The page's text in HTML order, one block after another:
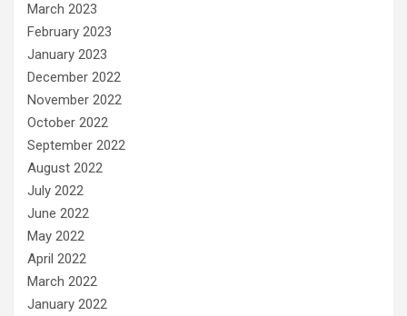
March 2023
February 2023
January 2023
December 2022
November 2022
October 2022
September 2022
August 2022
July 2022
June 2022
May 2022
April 2022
March 2022
January 2022